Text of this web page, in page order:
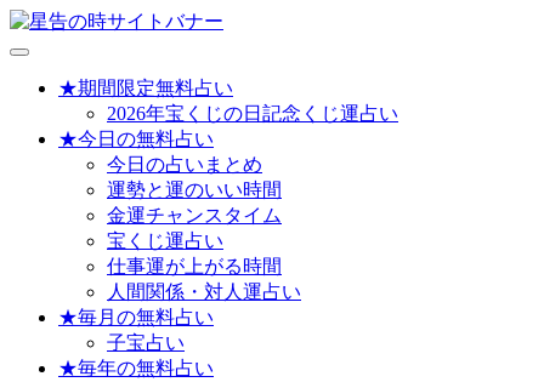
メ
★期間限定無料占い
2026年宝くじの日記念くじ運占い
★今日の無料占い
今日の占いまとめ
運勢と運のいい時間
金運チャンスタイム
宝くじ運占い
仕事運が上がる時間
人間関係・対人運占い
★毎月の無料占い
子宝占い
★毎年の無料占い